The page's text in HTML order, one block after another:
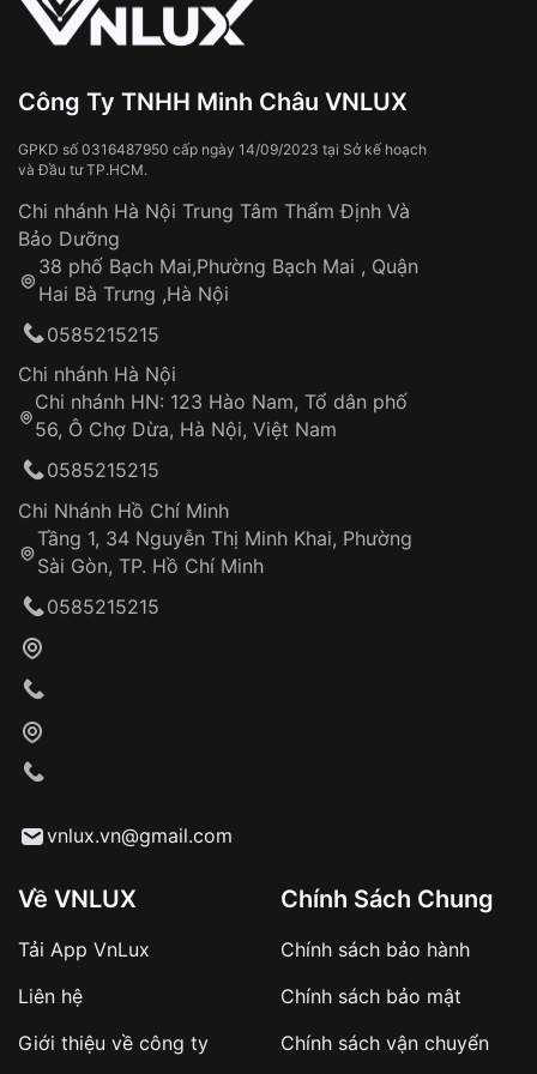
Xem thêm
Từ khóa SEO:
Thời gian vận chuyển trung bình: 3 – 5 ngày
làm việc
Áp dụng cho tất cả tỉnh thành trên toàn quốc
Thời gian tính từ khi xác nhận đơn hàng thành
công
Hotline: 0585 215 215
Từ khóa SEO:
Khách hàng kiểm tra và thanh toán trực tiếp
Từ khóa SEO:
sản phẩm đặc biệt
hàng
Tiếp xúc với hóa chất, chất tẩy rửa
Đeo đồng hồ khi tắm nước nóng, xông
Đồng hồ bị hư hỏng do:
Tai nạn hoặc tác động từ bên ngoài
Hao mòn tự nhiên theo thời gian:
Dây đeo
Sản phẩm đã bị:
Tự ý sửa chữa
thống VNLUX
Đảm bảo quyền lợi khách hàng
Đồng hành cùng khách hàng trong suốt quá
trình sử dụng
Công Ty TNHH Minh Châu VNLUX
GPKD số 0316487950 cấp ngày 14/09/2023 tại Sở kế hoạch
và Đầu tư TP.HCM.
Chi nhánh Hà Nội Trung Tâm Thẩm Định Và
Bảo Dưỡng
38 phố Bạch Mai,Phường Bạch Mai , Quận
Hai Bà Trưng ,Hà Nội
0585215215
Chi nhánh Hà Nội
Chi nhánh HN: 123 Hào Nam, Tổ dân phố
56, Ô Chợ Dừa, Hà Nội, Việt Nam
0585215215
Chi Nhánh Hồ Chí Minh
Tầng 1, 34 Nguyễn Thị Minh Khai, Phường
Sài Gòn, TP. Hồ Chí Minh
0585215215
vnlux.vn@gmail.com
Về VNLUX
Tải App VnLux
Liên hệ
Giới thiệu về công ty
Chính Sách Chung
Chính sách bảo hành
Chính sách bảo mật
Chính sách vận chuyển